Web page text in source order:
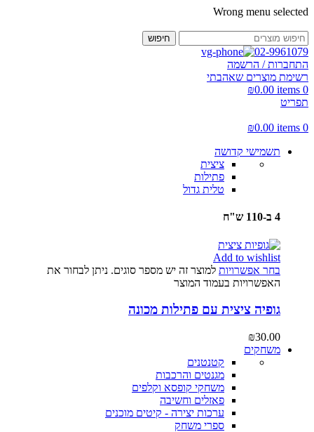
Wrong menu selected
חיפוש
02-9961079
התחברות / הרשמה
רשימת מוצרים שאהבתי
0
items
₪0.00
תפריט
0
items
₪0.00
תשמישי קדושה
ציצית
פתילות
טלית גדול
4 ב-110 ש"ח
Add to wishlist
בחר אפשרויות למוצר זה יש מספר סוגים. ניתן לבחור את
האפשרויות בעמוד המוצר
גופיה ציצית עם פתילות מכונה
₪30.00
משחקים
קטנטנים
מגנטים והרכבות
משחקי קופסא וקלפים
פאזלים וחשיבה
ערכות יצירה - קיטים מוכנים
ספרי משחק